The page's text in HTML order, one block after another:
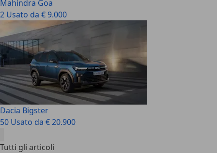
Mahindra Goa
2 Usato da € 9.000
Dacia Bigster
50 Usato da € 20.900
Tutti gli articoli